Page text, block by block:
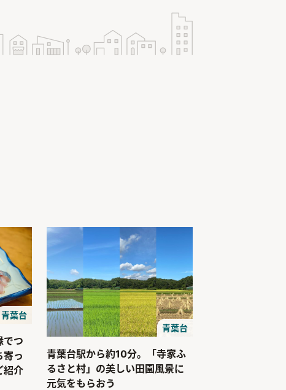
青葉台
でつ
寄っ
紹介
青葉台
青葉台駅から約10分。「寺家ふ
るさと村」の美しい田園風景に
元気をもらおう